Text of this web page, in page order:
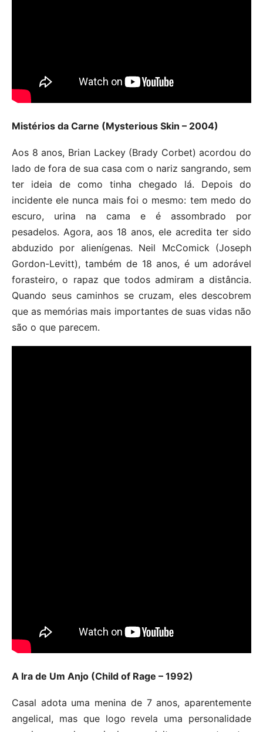
Mistérios da Carne (Mysterious Skin – 2004)
Aos 8 anos, Brian Lackey (Brady Corbet) acordou do
lado de fora de sua casa com o nariz sangrando, sem
ter ideia de como tinha chegado lá. Depois do
incidente ele nunca mais foi o mesmo: tem medo do
escuro, urina na cama e é assombrado por
pesadelos. Agora, aos 18 anos, ele acredita ter sido
abduzido por alienígenas. Neil McComick (Joseph
Gordon-Levitt), também de 18 anos, é um adorável
forasteiro, o rapaz que todos admiram a distância.
Quando seus caminhos se cruzam, eles descobrem
que as memórias mais importantes de suas vidas não
são o que parecem.
A Ira de Um Anjo (Child of Rage – 1992)
Casal adota uma menina de 7 anos, aparentemente
angelical, mas que logo revela uma personalidade